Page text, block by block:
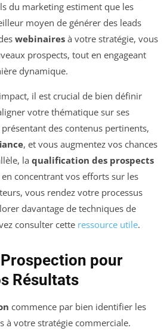
du marketing estiment que les
moyen de générer des leads
webinaires à votre stratégie, vous
prospects, tout en engageant
dynamique.
il est crucial de bien définir
votre thématique sur ses
des contenus pertinents,
, et vous augmentez vos chances
la qualification des prospects
concentrant vos efforts sur les
vous rendez votre processus
davantage de techniques de
consulter cette ressource utile.
pour
Résultats
commence par bien identifier les
à votre stratégie commerciale.